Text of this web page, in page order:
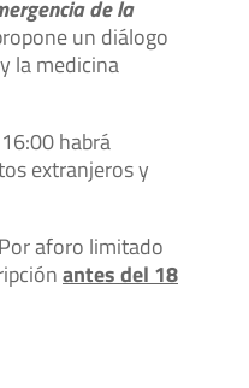
de la
un diálogo
la medicina
habrá
extranjeros y
aforo limitado
antes del 18